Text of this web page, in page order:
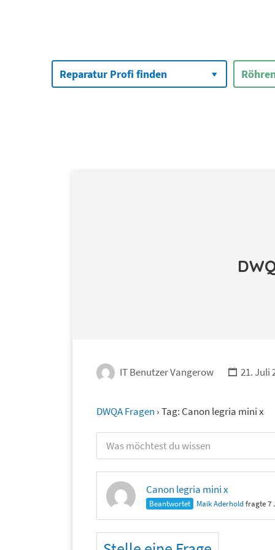
Reparatur Profi finden
IT Benutzer Vangerow 21. Juli
DWQA Fragen ›Tag: Canon legria mini x
Canon legria mini x
Beantwortet Maik Aderholdfragte 7